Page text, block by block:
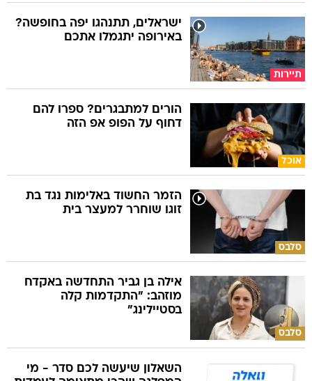
תיירות
ישראלים, תתנהגו יפה בחופשה?
באירופה יתגמלו אתכם
אוכל
הורים למתבגרים? ספרו להם
דחוף על הפופ אפ הזה
סלבס
הזמר החשוד באלימות נגד בת
זוגו שוחרר למעצר בית
סלבס
אילה בן גביר התחדשה באקדח
מוזהב: "התקדמות קלה
בסטיילינג"
השאלון שיעשה לכם סדר - מי